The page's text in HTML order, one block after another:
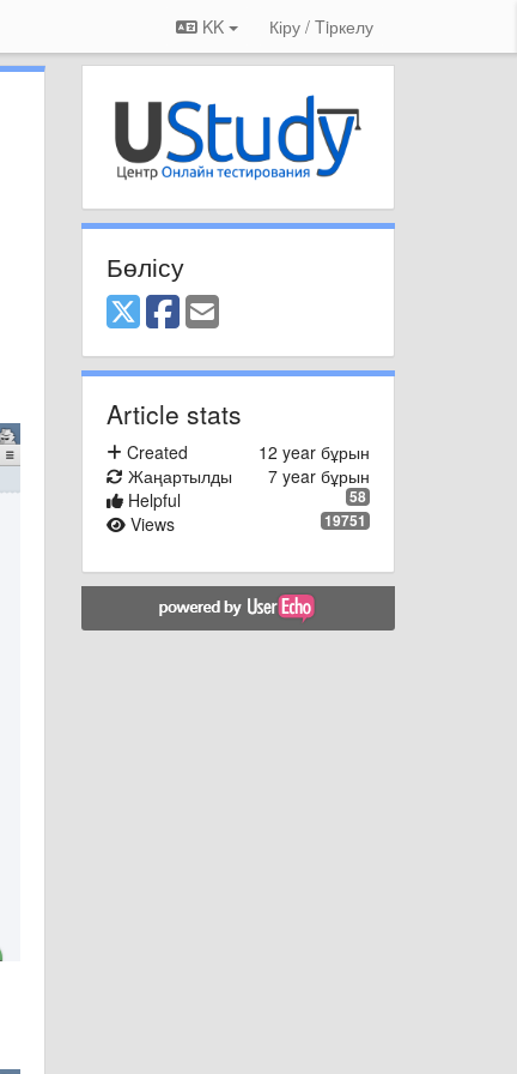
KK Кіру / Tiркелу
Бөлісу
Article stats
12 year бұрын
Created
7 year бұрын
Жаңартылды
58
Helpful
19751
Views